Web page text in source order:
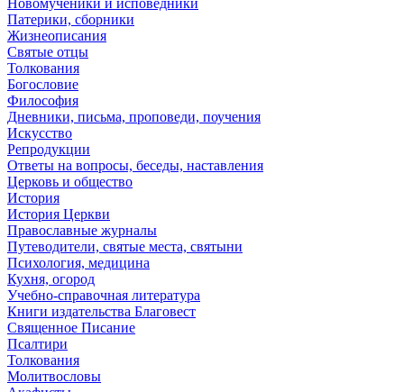
Новомученики и исповедники
Патерики, сборники
Жизнеописания
Святые отцы
Толкования
Богословие
Философия
Дневники, письма, проповеди, поучения
Искусство
Репродукции
Ответы на вопросы, беседы, наставления
Церковь и общество
История
История Церкви
Православные журналы
Путеводители, святые места, святыни
Психология, медицина
Кухня, огород
Учебно-справочная литература
Книги издательства Благовест
Священное Писание
Псалтири
Толкования
Молитвословы